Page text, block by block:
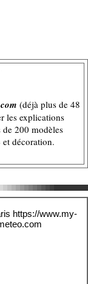
(déjà plus de 48
les explications
200 modèles
et décoration.
https://www.my-